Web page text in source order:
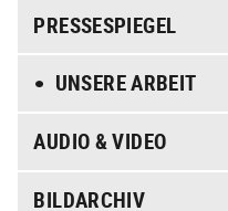
PRESSESPIEGEL
UNSERE ARBEIT
AUDIO & VIDEO
BILDARCHIV